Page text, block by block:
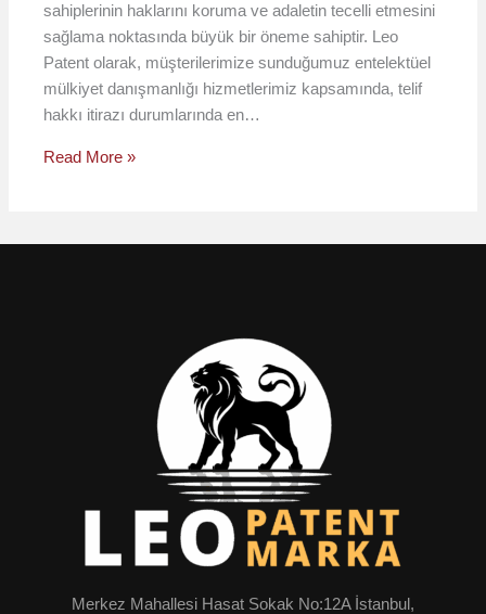
sahiplerinin haklarını koruma ve adaletin tecelli etmesini
sağlama noktasında büyük bir öneme sahiptir. Leo
Patent olarak, müşterilerimize sunduğumuz entelektüel
mülkiyet danışmanlığı hizmetlerimiz kapsamında, telif
hakkı itirazı durumlarında en…
Read More »
Merkez Mahallesi Hasat Sokak No:12A İstanbul,